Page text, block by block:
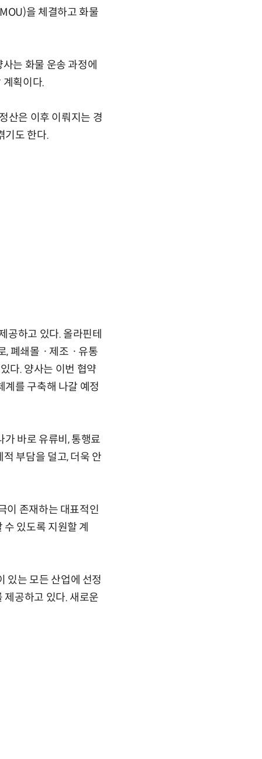
을 체결하고 화물
는 화물 운송 과정에
계획이다.
산은 이후 이뤄지는 경
기도 한다.
공하고 있다. 올라핀테
, 폐쇄몰ㆍ제조ㆍ유통
다. 양사는 이번 협약
계를 구축해 나갈 예정
바로 유류비, 통행료
부담을 덜고, 더욱 안
이 존재하는 대표적인
있도록 지원할 계
있는 모든 산업에 선정
제공하고 있다. 새로운